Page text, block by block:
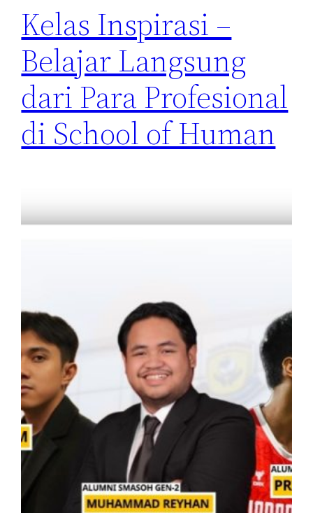
Kelas Inspirasi –
Belajar Langsung
dari Para Profesional
di School of Human